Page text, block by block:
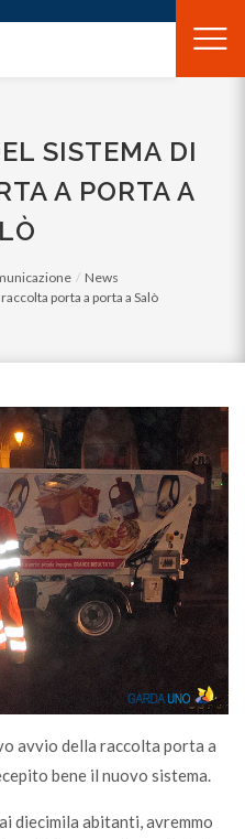
SISTEMA DI
A PORTA A
News
porta a porta a Salò
avvio della raccolta porta a
bene il nuovo sistema.
diecimila abitanti, avremmo